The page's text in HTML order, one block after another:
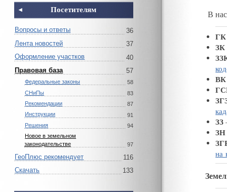
Посетителям
Вопросы и ответы
36
Лента новостей
37
Оформление участков
40
Правовая база
57
Федеральные законы
58
СНиПы
83
Рекомендации
87
Инструкции
91
Решения
94
Новое в земельном
законодательстве
97
ГеоПлюс рекомендует
116
Скачать
133
В
ГК
ЗК
ВК
ЗЗ
ЗН
на